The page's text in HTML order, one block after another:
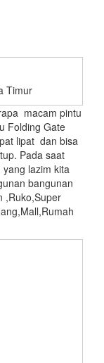
Timur
macam pintu
Folding Gate
lipat dan bisa
Pada saat
lazim kita
bangunan
,Ruko,Super